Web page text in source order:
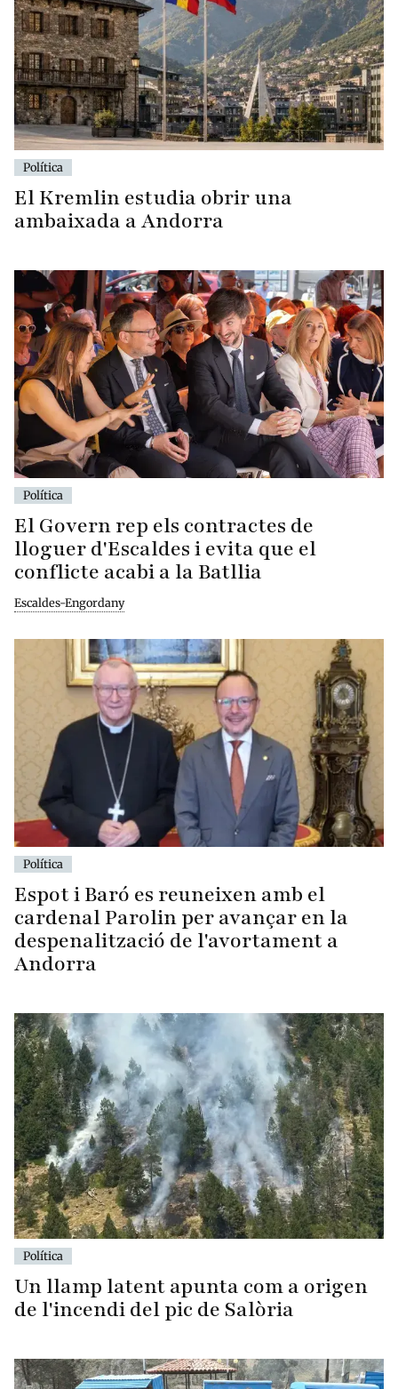
Política
El Kremlin estudia obrir una
ambaixada a Andorra
Política
El Govern rep els contractes de
lloguer d'Escaldes i evita que el
conflicte acabi a la Batllia
Escaldes-Engordany
Política
Espot i Baró es reuneixen amb el
cardenal Parolin per avançar en la
despenalització de l'avortament a
Andorra
Política
Un llamp latent apunta com a origen
de l'incendi del pic de Salòria